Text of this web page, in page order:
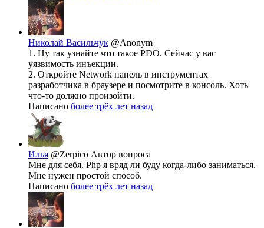
Николай Васильчук @Anonym
1. Ну так узнайте что такое PDO. Сейчас у вас
уязвимость инъекции.
2. Откройте Network панель в инструментах
разработчика в браузере и посмотрите в консоль. Хоть
что-то должно произойти.
Написано более трёх лет назад
Илья @Zerpico Автор вопроса
Мне для себя. Php я вряд ли буду когда-либо заниматься.
Мне нужен простой способ.
Написано более трёх лет назад